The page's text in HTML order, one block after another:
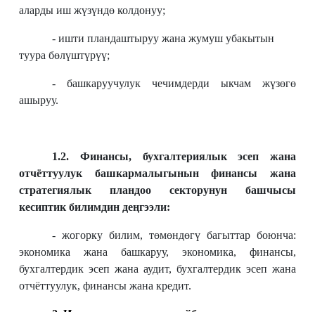
аларды иш жүзүндө колдонуу;
- ишти пландаштыруу жана жумуш убакытын
туура бөлүштүрүү;
- башкаруучулук чечимдерди ыкчам жүзөгө
ашыруу.
1.2. Финансы, бухгалтериялык эсеп жана
отчёттуулук башкармалыгынын финансы жана
стратегиялык пландоо секторунун башчысы
кесиптик билимдин деңгээли:
- жогорку билим, төмөндөгү багыттар боюнча:
экономика жана башкаруу, экономика, финансы,
бухгалтердик эсеп жана аудит, бухгалтердик эсеп жана
отчёттуулук, финансы жана кредит.